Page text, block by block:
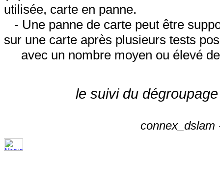
utilisée, carte en panne.
- Une panne de carte peut être
sur une carte après plusieurs tests
avec un nombre moyen ou élevé
le suivi du
connex_dslam